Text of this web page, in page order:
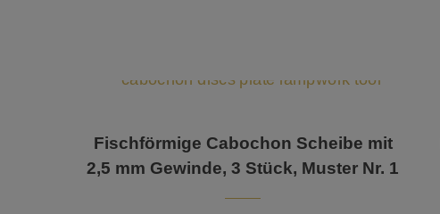
Fischförmige Cabochon Scheibe mit
2,5 mm Gewinde, 3 Stück, Muster Nr. 1